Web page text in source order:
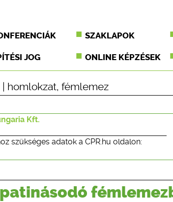
SZAKLAPOK
JOG ONLINE KÉPZÉSEK
homlokzat, fémlemez
Kft.
szükséges adatok a CPR.hu oldalon: